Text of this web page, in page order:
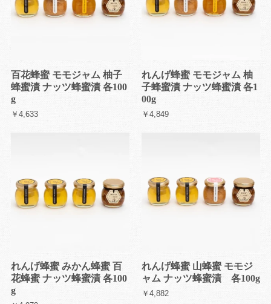
百花蜂蜜 モモジャム 柚子
蜂蜜漬 ナッツ蜂蜜漬 各100
g
￥4,633
れんげ蜂蜜 モモジャム 柚
子蜂蜜漬 ナッツ蜂蜜漬 各1
00g
￥4,849
れんげ蜂蜜 みかん蜂蜜 百
花蜂蜜 ナッツ蜂蜜漬 各100
g
れんげ蜂蜜 山蜂蜜 モモジ
ャム ナッツ蜂蜜漬 各100g
￥4,882